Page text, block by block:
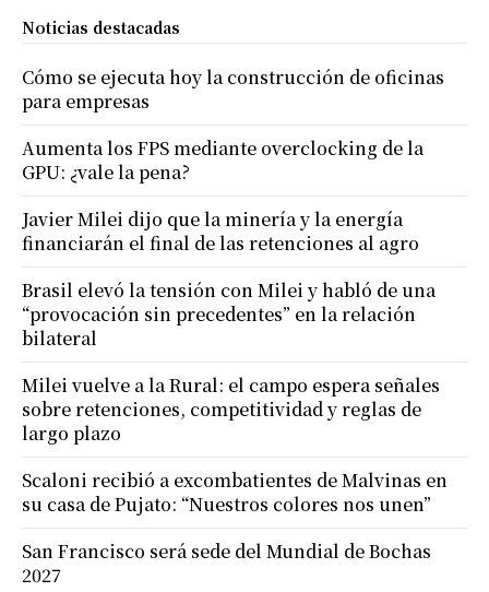
Noticias destacadas
Cómo se ejecuta hoy la construcción de oficinas
para empresas
Aumenta los FPS mediante overclocking de la
GPU: ¿vale la pena?
Javier Milei dijo que la minería y la energía
financiarán el final de las retenciones al agro
Brasil elevó la tensión con Milei y habló de una
“provocación sin precedentes” en la relación
bilateral
Milei vuelve a la Rural: el campo espera señales
sobre retenciones, competitividad y reglas de
largo plazo
Scaloni recibió a excombatientes de Malvinas en
su casa de Pujato: “Nuestros colores nos unen”
San Francisco será sede del Mundial de Bochas
2027